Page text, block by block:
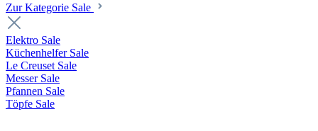
Zur Kategorie Sale
Elektro Sale
Küchenhelfer Sale
Le Creuset Sale
Messer Sale
Pfannen Sale
Töpfe Sale